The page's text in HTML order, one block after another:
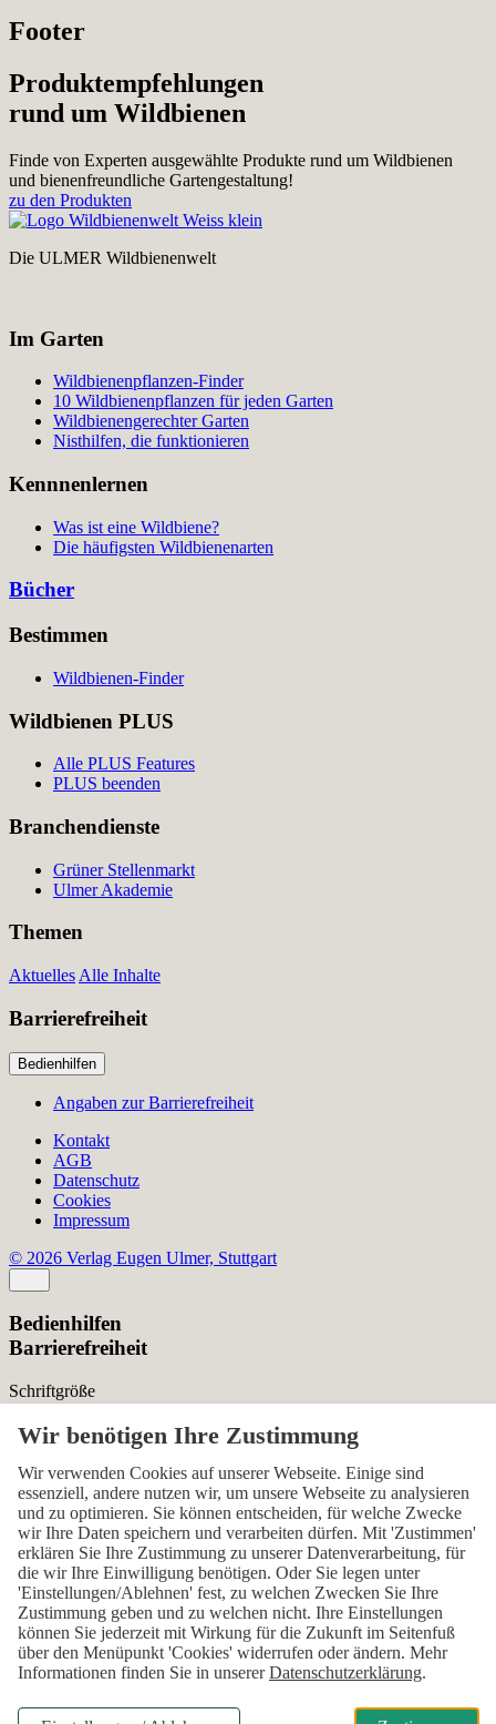
Footer
Produktempfehlungen
rund um Wildbienen
Finde von Experten ausgewählte Produkte rund um Wildbienen
und bienenfreundliche Gartengestaltung!
zu den Produkten
Die ULMER Wildbienenwelt
Im Garten
Wildbienenpflanzen-Finder
10 Wildbienenpflanzen für jeden Garten
Wildbienengerechter Garten
Nisthilfen, die funktionieren
Kennnenlernen
Was ist eine Wildbiene?
Die häufigsten Wildbienenarten
Bücher
Bestimmen
Wildbienen-Finder
Wildbienen PLUS
Alle PLUS Features
PLUS beenden
Branchendienste
Grüner Stellenmarkt
Ulmer Akademie
Themen
Aktuelles Alle Inhalte
Barrierefreiheit
Bedienhilfen
Angaben zur Barrierefreiheit
Kontakt
AGB
Datenschutz
Cookies
Impressum
© 2026 Verlag Eugen Ulmer, Stuttgart
Bedienhilfen
Barrierefreiheit
Schriftgröße
Normal Zurücksetzen
Kontrast
Normal Hoch Normal
Menü sichtbar
Ja Nein Ja
Über den ersten Skip-Link der Seite „Barrierefreiheits-
Einstellungen“ können Sie das Menü jederzeit wieder einblenden.
Einstellungen
Wir verwenden Cookies auf unserer Webseite. Einige sind
essenziell, andere nutzen wir, um unsere Webseite zu analysieren
und zu optimieren. Sie können entscheiden, für welche Zwecke
wir Ihre Daten speichern und verarbeiten dürfen. Mit 'Zustimmen'
erklären Sie Ihre Zustimmung zu unserer Datenverarbeitung, für
die wir Ihre Einwilligung benötigen. Oder Sie legen unter
'Einstellungen/Ablehnen' fest, zu welchen Zwecken Sie Ihre
Zustimmung geben und zu welchen nicht. Ihre Einstellungen
können Sie jederzeit mit Wirkung für die Zukunft im Seitenfuß
über den Menüpunkt 'Cookies' widerrufen oder ändern. Mehr
Informationen finden Sie in unsererDatenschutzerklärung.